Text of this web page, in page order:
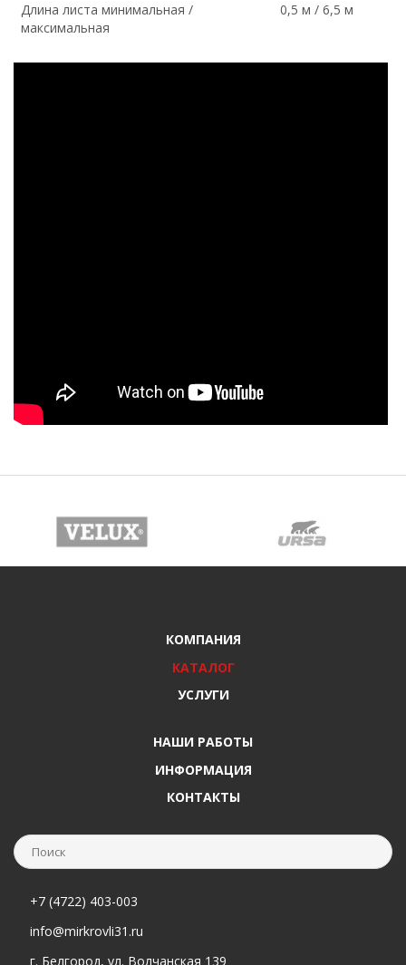
Длина листа минимальная /
максимальная
0,5 м / 6,5 м
КОМПАНИЯ
КАТАЛОГ
УСЛУГИ
НАШИ РАБОТЫ
ИНФОРМАЦИЯ
КОНТАКТЫ
+7 (4722) 403-003
info@mirkrovli31.ru
г. Белгород, ул. Волчанская 139